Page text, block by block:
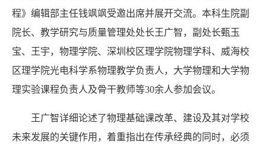
程》编辑部主任钱飒飒受邀出席并展开交流。本科生院副
院长、教学研究与质量管理处处长王广智，副处长甄玉
宝、王宇，物理学院、深圳校区理学院物理学科、威海校
区理学院光电科学系物理教学负责人，大学物理和大学物
理实验课程负责人及骨干教师等30余人参加会议。
王广智详细论述了物理基础课改革、建设及其对学校
未来发展的关键作用，着重指出在传承经典的同时，必须